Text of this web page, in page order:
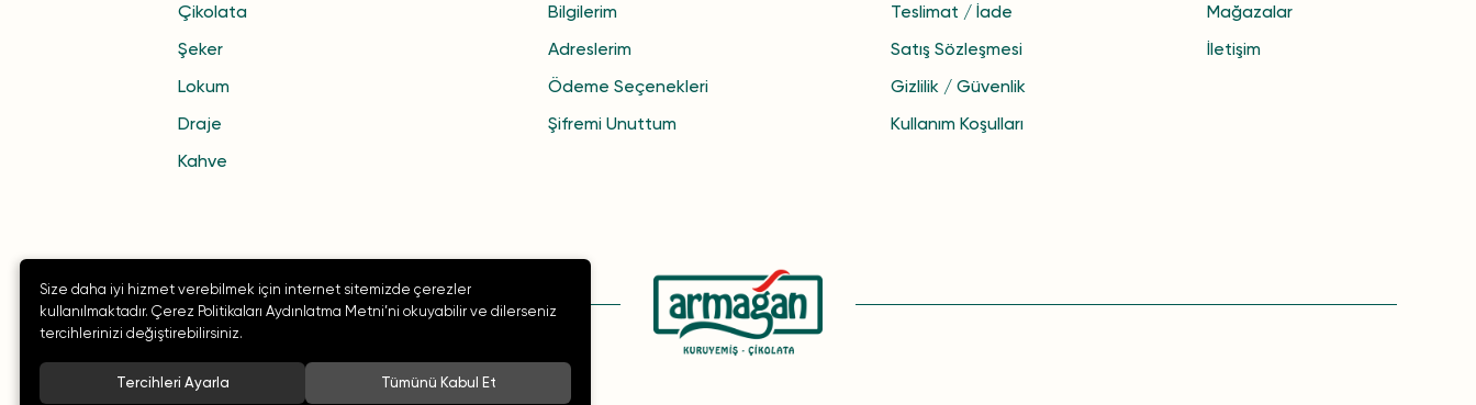
Çikolata
Şeker
Lokum
Draje
Kahve
Bilgilerim
Adreslerim
Ödeme Seçenekleri
Şifremi Unuttum
Teslimat / İade
Satış Sözleşmesi
Gizlilik / Güvenlik
Kullanım Koşulları
Mağazalar
İletişim
Size daha iyi hizmet verebilmek için internet sitemizde çerezler
kullanılmaktadır. Çerez Politikaları Aydınlatma Metni’ni okuyabilir ve dilerseniz
tercihlerinizi değiştirebilirsiniz.
Tercihleri Ayarla Tümünü Kabul Et